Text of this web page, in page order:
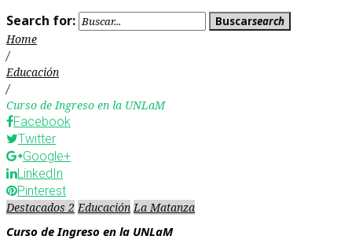
Search for:
Buscarsearch
Home
/
Educación
/
Curso de Ingreso en la UNLaM
Facebook
Twitter
Google+
LinkedIn
Pinterest
Destacados 2 Educación La Matanza
Curso de Ingreso en la UNLaM